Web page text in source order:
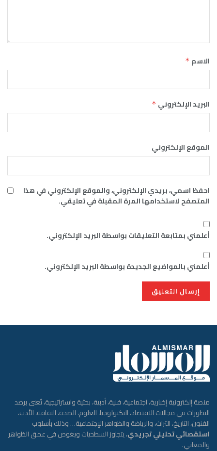
الاسم *
البريد الإلكتروني *
الموقع الإلكتروني
احفظ اسمي، بريدي الإلكتروني، والموقع الإلكتروني في هذا
المتصفح لاستخدامها المرة المقبلة في تعليقي.
أعلمني بمتابعة التعليقات بواسطة البريد الإلكتروني.
أعلمني بالمواضيع الجديدة بواسطة البريد الإلكتروني.
منصة إلكترونية إخبارية، اجتماعية، فنية، أدبية، بحثية واستراتيجية، تُعنى برصد
التطورات في مجالات الاقتصاد، التكنولوجيا، العلوم، الصحة، الثقافة، الأدب،
الفنون، التاريخ، التراث، والرياضة والظواهر الإجتماعية… وذلك بأسلوب
استقصائي تحليلي تجريدي، يتجاوز السطحيات ويغوص في عمق الظواهر
والمعاني.